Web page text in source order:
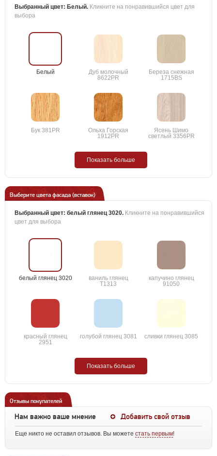
Выбранный цвет: Белый. Кликните на понравившийся цвет для
выбора
Белый
Дуб молочный
8622PR
Береза снежная
1715BS
Бук 381PR
Ольха Горская
1912PR
Ясень Шимо
светлый 3356PR
Показать больше
Выберите цвета фасада (вставок)
Выбранный цвет: белый глянец 3020. Кликните на понравившийся
цвет для выбора
белый глянец 3020
ваниль глянец
T1313
капучино глянец
91050
красный глянец
2951
голубой глянец 3081 сливки глянец 3085
Показать больше
Отзывы покупателей
Нам важно ваше мнение Добавить свой отзыв
Еще никто не оставил отзывов. Вы можете стать первым!